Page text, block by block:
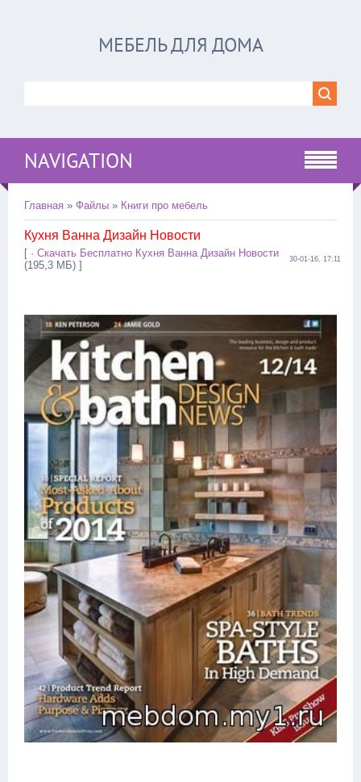
МЕБЕЛЬ ДЛЯ ДОМА
NAVIGATION
Главная » Файлы » Книги про мебель
Кухня Ванна Дизайн Новости
[ · Скачать Бесплатно Кухня Ванна Дизайн Новости
(195,3 МБ) ]
30-01-16, 17:11